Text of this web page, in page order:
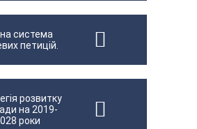
система
петицій.
розвитку
на 2019-
роки